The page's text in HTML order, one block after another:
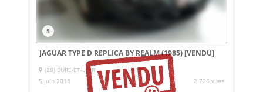
5
JAGUAR TYPE D REPLICA BY REALM (1985)[VENDU]
(28) EURE-ET-LOIR
5 juin 2018
2 726 vues